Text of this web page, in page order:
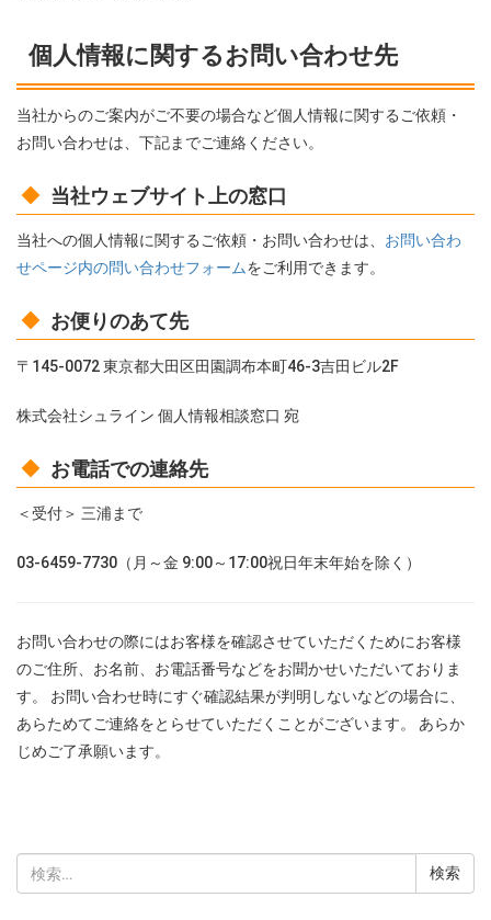
個人情報に関するお問い合わせ先
当社からのご案内がご不要の場合など個人情報に関するご依頼・
お問い合わせは、下記までご連絡ください。
当社ウェブサイト上の窓口
当社への個人情報に関するご依頼・お問い合わせは、 お問い合わ
せページ内の問い合わせフォームをご利用できます。
お便りのあて先
〒145-0072 東京都大田区田園調布本町46-3吉田ビル2F
株式会社シュライン 個人情報相談窓口 宛
お電話での連絡先
＜受付＞ 三浦まで
03-6459-7730（月～金 9:00～17:00祝日年末年始を除く）
お問い合わせの際にはお客様を確認させていただくためにお客様
のご住所、お名前、お電話番号などをお聞かせいただいておりま
す。 お問い合わせ時にすぐ確認結果が判明しないなどの場合に、
あらためてご連絡をとらせていただくことがございます。 あらか
じめご了承願います。
索: